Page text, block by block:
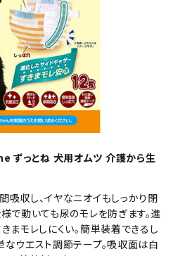
ずっとね 犬用オムツ 介護から生
収し、イヤなニオイもしっかり閉
で動いても尿のモレを防ぎます。進
まモレしにくい。簡単装着できるし
ウエスト調節テープ。吸収面は白